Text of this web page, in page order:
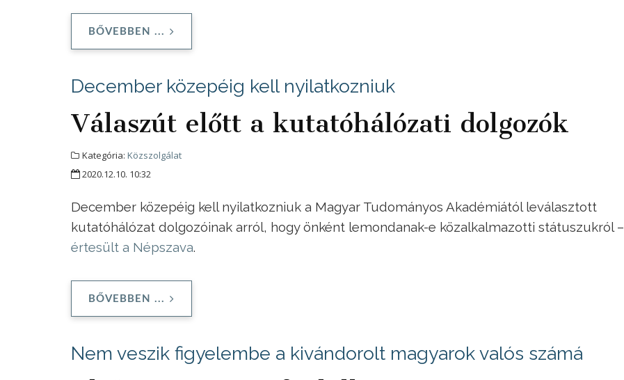
BŐVEBBEN ...
December közepéig kell nyilatkozniuk
Válaszút előtt a kutatóhálózati dolgozók
Kategória: Közszolgálat
2020.12.10. 10:32
December közepéig kell nyilatkozniuk a Magyar Tudományos Akadémiától leválasztott
kutatóhálózat dolgozóinak arról, hogy önként lemondanak-e közalkalmazotti státuszukról –
értesült a Népszava.
BŐVEBBEN ...
Nem veszik figyelembe a kivándorolt magyarok valós számá